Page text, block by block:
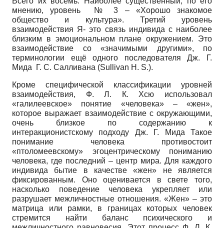
мнению, уровень № 3 – «Хорошо знакомое
общество и культура». Третий уровень
взаимодействия Я- это связь индивида с наиболее
близким в эмоциональном плане окружением. Это
взаимодействие со «значимыми другими», по
терминологии ещё одного последователя Дж. Г.
Мида Г. С. Салливана (Sullivan H. S.).
Кроме специфической классификации уровней
взаимодействия, Ф. Л. К. Хсю использовал
«галилеевское» понятие «человека» – «жен»,
которое выражает взаимодействие с окружающими,
очень близкое по содержанию к
интеракционистскому подходу Дж. Г. Мида Такое
понимание человека противостоит
«птоломеевскому» эгоцентрическому пониманию
человека, где последний – центр мира. Для каждого
индивида бытие в качестве «жен» не является
фиксированным. Оно оценивается в свете того,
насколько поведение человека укрепляет или
разрушает межличностные отношения. «Жен» – это
матрица или рамки, в границах которых человек
стремится найти баланс психического и